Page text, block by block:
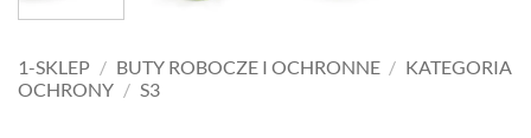
1-SKLEP / BUTY ROBOCZE I OCHRONNE / KATEGORIA
OCHRONY / S3